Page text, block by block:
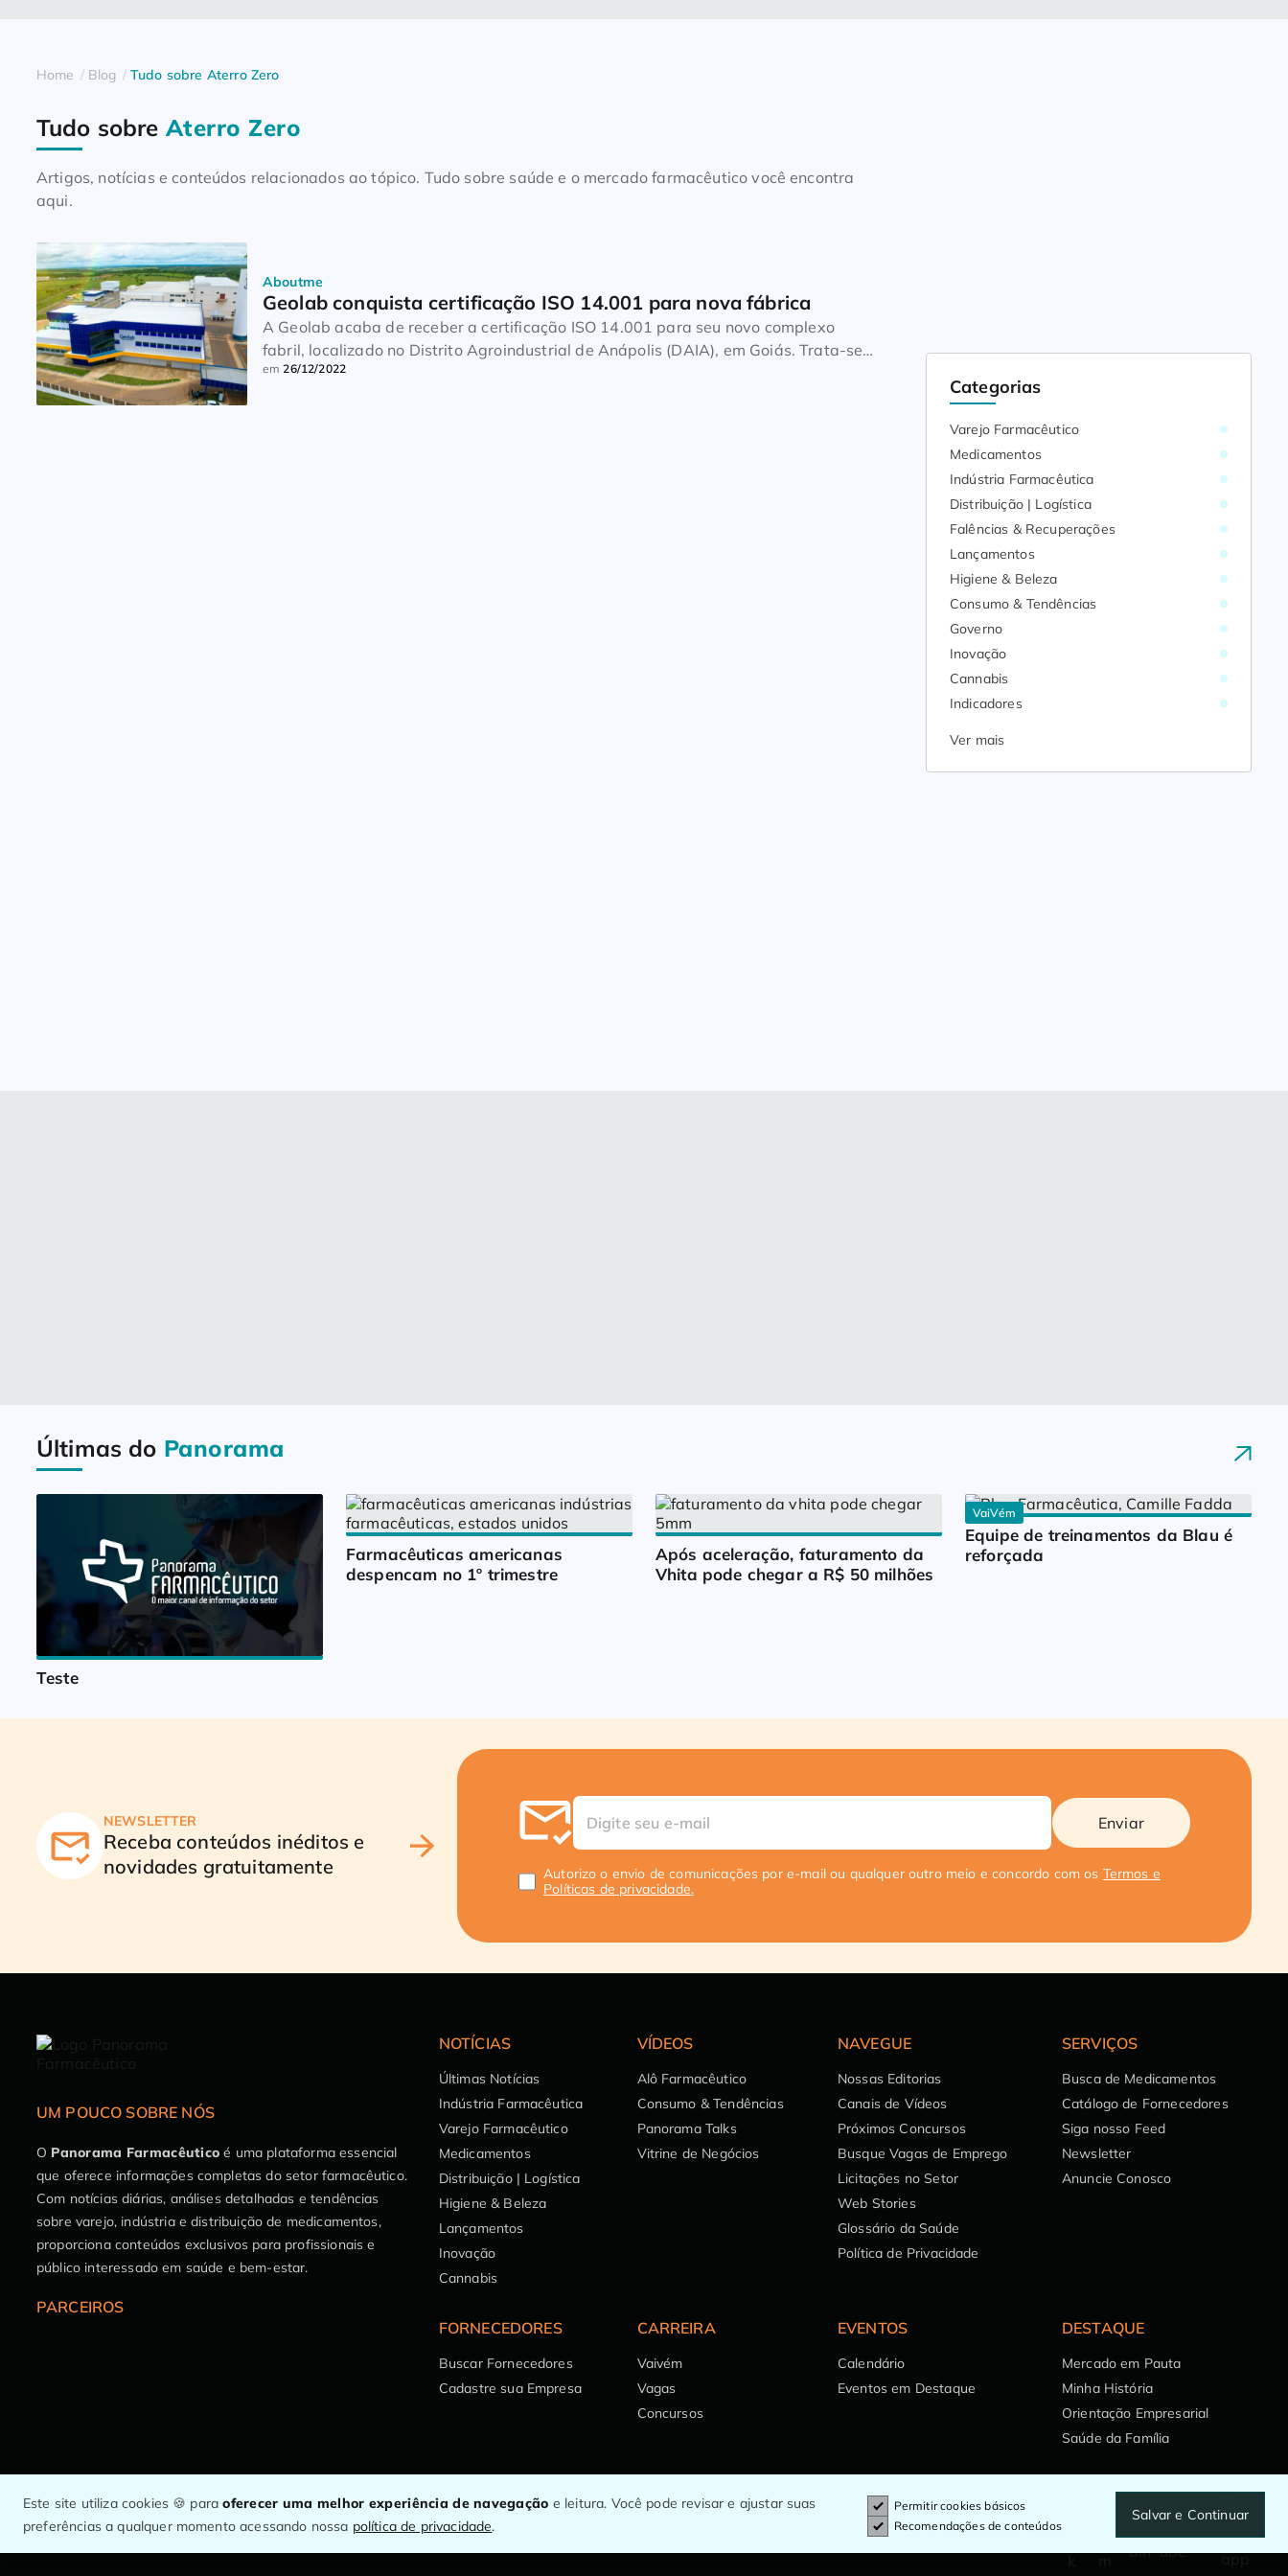
Home Blog Tudo sobre Aterro Zero
Tudo sobre Aterro Zero
Artigos, notícias e conteúdos relacionados ao tópico. Tudo sobre saúde e o mercado farmacêutico você encontra
aqui.
Aboutme
Geolab conquista certificação ISO 14.001 para nova fábrica
A Geolab acaba de receber a certificação ISO 14.001 para seu novo complexo
fabril, localizado no Distrito Agroindustrial de Anápolis (DAIA), em Goiás. Trata-se
da norma internacional mais importante para sistemas de gestão ambiental.
em26/12/2022
Categorias
Varejo Farmacêutico
Medicamentos
Indústria Farmacêutica
Distribuição | Logística
Falências & Recuperações
Lançamentos
Higiene & Beleza
Consumo & Tendências
Governo
Inovação
Cannabis
Indicadores
Ver mais
Últimas do Panorama
Teste
Farmacêuticas americanas
despencam no 1º trimestre
Após aceleração, faturamento da
Vhita pode chegar a R$ 50 milhões
VaiVém
Equipe de treinamentos da Blau é
reforçada
NEWSLETTER
Receba conteúdos inéditos e
novidades gratuitamente
Enviar
Autorizo o envio de comunicações por e-mail ou qualquer outro meio e concordo com os Termos e
Políticas de privacidade.
UM POUCO SOBRE NÓS
O Panorama Farmacêutico é uma plataforma essencial
que oferece informações completas do setor farmacêutico.
Com notícias diárias, análises detalhadas e tendências
sobre varejo, indústria e distribuição de medicamentos,
proporciona conteúdos exclusivos para profissionais e
público interessado em saúde e bem-estar.
PARCEIROS
NOTÍCIAS
Últimas Notícias
Indústria Farmacêutica
Varejo Farmacêutico
Medicamentos
Distribuição | Logística
Higiene & Beleza
Lançamentos
Inovação
Cannabis
VÍDEOS
Alô Farmacêutico
Consumo & Tendências
Panorama Talks
Vitrine de Negócios
NAVEGUE
Nossas Editorias
Canais de Vídeos
Próximos Concursos
Busque Vagas de Emprego
Licitações no Setor
Web Stories
Glossário da Saúde
Política de Privacidade
SERVIÇOS
Busca de Medicamentos
Catálogo de Fornecedores
Siga nosso Feed
Newsletter
Anuncie Conosco
FORNECEDORES
Buscar Fornecedores
Cadastre sua Empresa
CARREIRA
Vaivém
Vagas
Concursos
EVENTOS
Calendário
Eventos em Destaque
DESTAQUE
Mercado em Pauta
Minha História
Orientação Empresarial
Saúde da Família
© Panorama Farmacêutico.O maior canal de informação do setor.
Este site utiliza cookies 🍪 paraoferecer uma melhor experiência de navegação e leitura. Você pode revisar e ajustar suas
preferências a qualquer momento acessando nossa política de privacidade.
Permitir cookies básicos
Recomendações de conteúdos
Salvar e Continuar